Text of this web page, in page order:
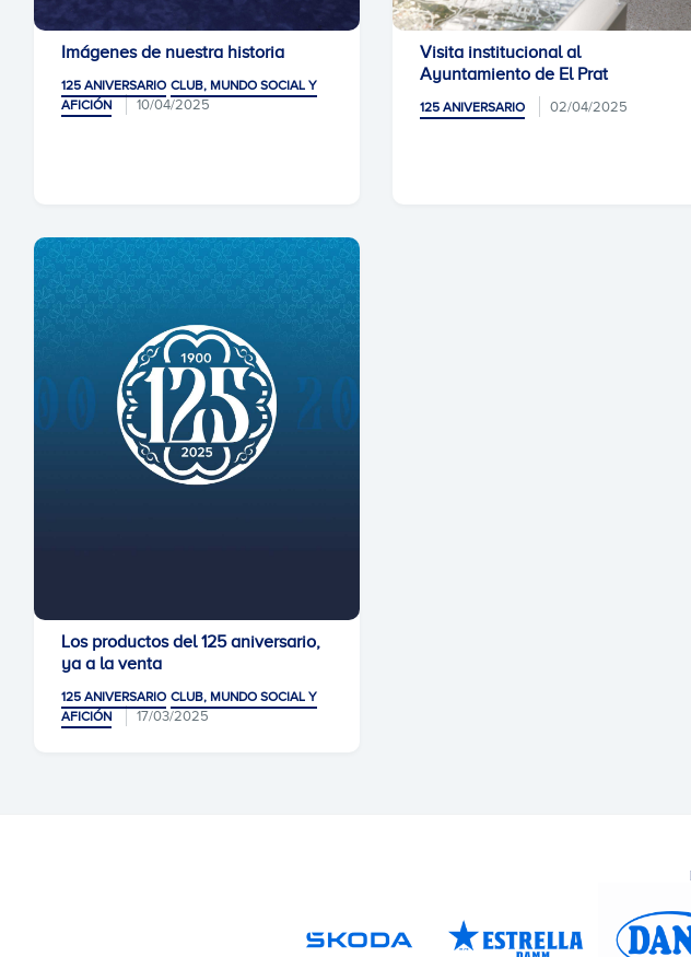
Imágenes de nuestra historia
125 ANIVERSARIO CLUB, MUNDO SOCIAL Y
AFICIÓN
10/04/2025
Visita institucional al
Ayuntamiento de El Prat
125 ANIVERSARIO 02/04/2025
Los productos del 125 aniversario,
ya a la venta
125 ANIVERSARIO CLUB, MUNDO SOCIAL Y
AFICIÓN
17/03/2025